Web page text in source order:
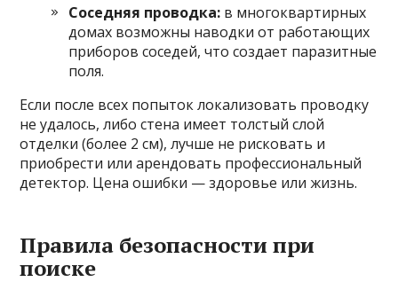
Соседняя проводка: в многоквартирных
домах возможны наводки от работающих
приборов соседей, что создает паразитные
поля.
Если после всех попыток локализовать проводку
не удалось, либо стена имеет толстый слой
отделки (более 2 см), лучше не рисковать и
приобрести или арендовать профессиональный
детектор. Цена ошибки — здоровье или жизнь.
Правила безопасности при
поиске